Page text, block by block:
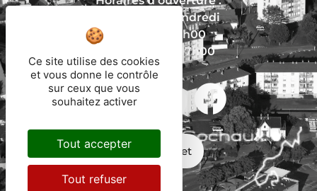
Du lundi au vendredi
De 8h30 à 12h00
Et de 13h30 à 17h00
Nous écrire
Mon trajet
Ce site utilise des cookies
et vous donne le contrôle
sur ceux que vous
souhaitez activer
Tout accepter
Tout refuser